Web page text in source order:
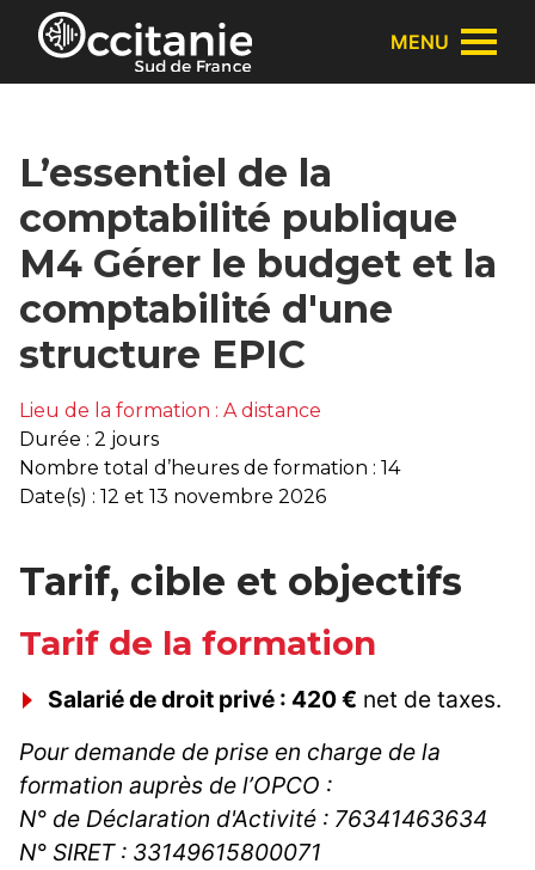
Panneau de gestion des cookies
MENU
L’essentiel de la
comptabilité publique
M4 Gérer le budget et la
comptabilité d'une
structure EPIC
Lieu de la formation : A distance
Durée : 2 jours
Nombre total d’heures de formation : 14
Date(s) : 12 et 13 novembre 2026
Tarif, cible et objectifs
Tarif de la formation
Salarié de droit privé : 420 € net de taxes.
Pour demande de prise en charge de la
formation auprès de l’OPCO :
N° de Déclaration d'Activité : 76341463634
N° SIRET : 33149615800071